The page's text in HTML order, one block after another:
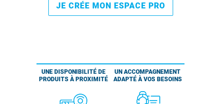
JE CRÉE MON ESPACE PRO
UNE DISPONIBILITÉ DE
PRODUITS À PROXIMITÉ
UN ACCOMPAGNEMENT
ADAPTÉ À VOS BESOINS